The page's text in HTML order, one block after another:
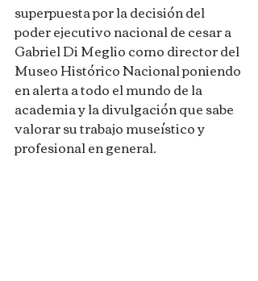
superpuesta por la decisión del
poder ejecutivo nacional de cesar a
Gabriel Di Meglio como director del
Museo Histórico Nacional poniendo
en alerta a todo el mundo de la
academia y la divulgación que sabe
valorar su trabajo museístico y
profesional en general.